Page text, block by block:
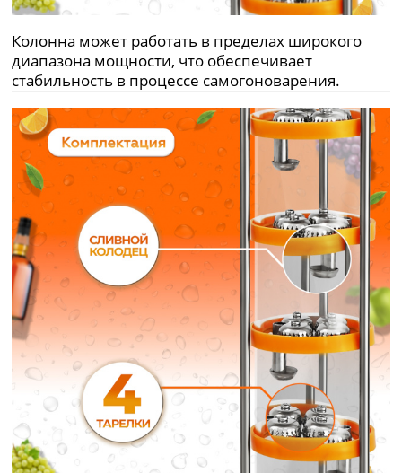
Колонна может работать в пределах широкого
диапазона мощности, что обеспечивает
стабильность в процессе самогоноварения.